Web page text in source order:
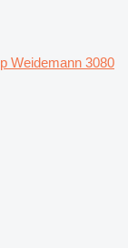
Weidemann 3080